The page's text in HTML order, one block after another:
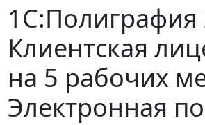
1С:Полиграфия
Клиентская
на 5 рабочих
Электронная